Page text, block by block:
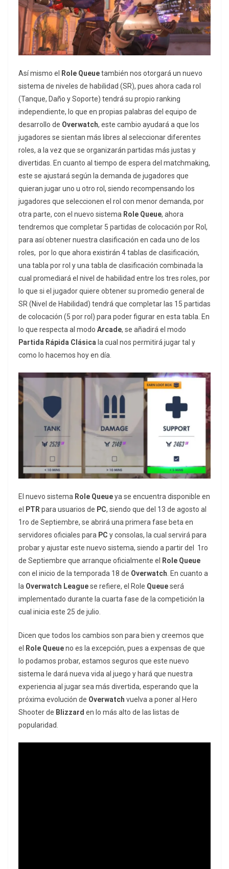
Así mismo el Role Queuetambién nos otorgará un nuevo
sistema de niveles de habilidad (SR), pues ahora cada rol
(Tanque, Daño y Soporte) tendrá su propio ranking
independiente, lo que en propias palabras del equipo de
desarrollo de Overwatch, este cambio ayudará a que los
jugadores se sientan más libres al seleccionar diferentes
roles, a la vez que se organizarán partidas más justas y
divertidas. En cuanto al tiempo de espera del matchmaking,
este se ajustará según la demanda de jugadores que
quieran jugar uno u otro rol, siendo recompensando los
jugadores que seleccionen el rol con menor demanda, por
otra parte, con el nuevo sistema Role Queue, ahora
tendremos que completar 5 partidas de colocación por Rol,
para así obtener nuestra clasificación en cada uno de los
roles, por lo que ahora existirán 4 tablas de clasificación,
una tabla por rol y una tabla de clasificación combinada la
cual promediará el nivel de habilidad entre los tres roles, por
lo que si el jugador quiere obtener su promedio general de
SR (Nivel de Habilidad) tendrá que completar las 15 partidas
de colocación (5 por rol) para poder figurar en esta tabla. En
lo que respecta al modo Arcade, se añadirá el modo
Partida Rápida Clásica la cual nos permitirá jugar tal y
como lo hacemos hoy en día.
El nuevo sistema Role Queueya se encuentra disponible en
el
PTR para usuarios de PC, siendo que del 13 de agosto al
1ro de Septiembre, se abrirá una primera fase beta en
servidores oficiales para PC y consolas, la cual servirá para
probar y ajustar este nuevo sistema, siendo a partir del 1ro
de Septiembre que arranque oficialmente el
Role Queue
con el inicio de la temporada 18 de Overwatch . En cuanto a
la Overwatch Leaguese refiere, el Role Queueserá
implementado durante la cuarta fase de la competición la
cual inicia este 25 de julio.
Dicen que todos los cambios son para bien y creemos que
el
Role Queueno es la excepción, pues a expensas de que
lo podamos probar, estamos seguros que este nuevo
sistema le dará nueva vida al juego y hará que nuestra
experiencia al jugar sea más divertida, esperando que la
próxima evolución de Overwatch vuelva a poner al Hero
Shooter de Blizzard en lo más alto de las listas de
popularidad.